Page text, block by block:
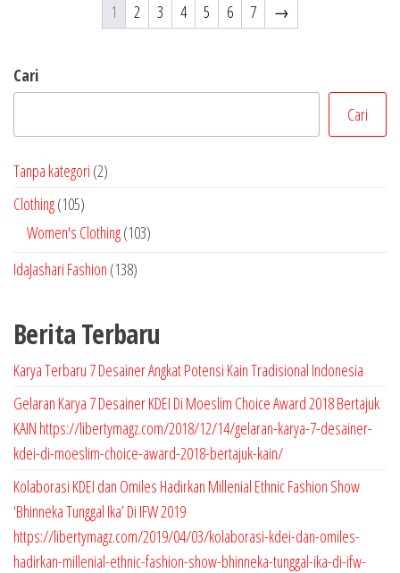
1 2 3 4 5 6 7 →
Cari
Cari
Tanpa kategori 22
o
d
Clothing 1051
0
P
o
u
k
Women's Clothing 1031
r
d
u
k
IdaJashari Fashion 1381
P
r
u
Berita Terbaru
Karya Terbaru 7 Desainer Angkat Potensi Kain Tradisional Indonesia
Gelaran Karya 7 Desainer KDEI Di Moeslim Choice Award 2018 Bertajuk
KAIN https://libertymagz.com/2018/12/14/gelaran-karya-7-desainer-
kdei-di-moeslim-choice-award-2018-bertajuk-kain/
Kolaborasi KDEI dan Omiles Hadirkan Millenial Ethnic Fashion Show
‘Bhinneka Tunggal Ika’ Di IFW 2019
https://libertymagz.com/2019/04/03/kolaborasi-kdei-dan-omiles-
hadirkan-millenial-ethnic-fashion-show-bhinneka-tunggal-ika-di-ifw-